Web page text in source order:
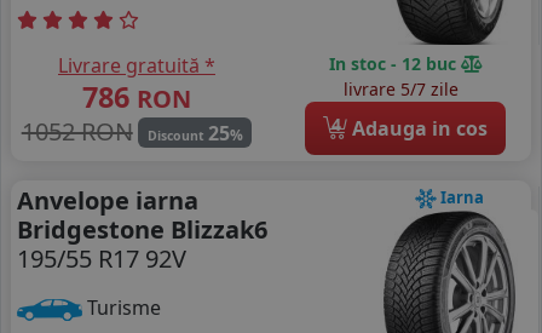
Livrare gratuită *
786 RON
1052 RON
Discount 25%
In stoc - 12 buc
livrare 5/7 zile
4 Adauga in cos
Iarna
Anvelope iarna
Bridgestone Blizzak6
195/55 R17 92V
Turisme